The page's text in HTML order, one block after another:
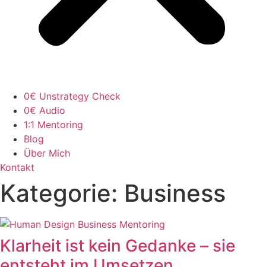
0€ Unstrategy Check
0€ Audio
1:1 Mentoring
Blog
Über Mich
Kontakt
Kategorie: Business
Klarheit ist kein Gedanke – sie